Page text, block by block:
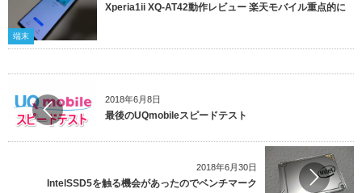
端末
Xperia1ii XQ-AT42動作レビュー 楽天モバイル重点的に
2018年6月8日
最後のUQmobileスピードテスト
2018年6月30日
IntelSSD5を触る機会があったのでベンチマーク